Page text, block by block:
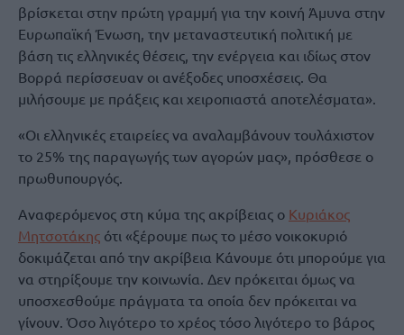
βρίσκεται στην πρώτη γραμμή για την κοινή Άμυνα στην
Ευρωπαϊκή Ένωση, την μεταναστευτική πολιτική με
βάση τις ελληνικές θέσεις, την ενέργεια και ιδίως στον
Βορρά περίσσευαν οι ανέξοδες υποσχέσεις. Θα
μιλήσουμε με πράξεις και χειροπιαστά αποτελέσματα».
«Οι ελληνικές εταιρείες να αναλαμβάνουν τουλάχιστον
το 25% της παραγωγής των αγορών μας», πρόσθεσε ο
πρωθυπουργός.
Αναφερόμενος στη κύμα της ακρίβειας ο Κυριάκος
Μητσοτάκης ότι «ξέρουμε πως το μέσο νοικοκυριό
δοκιμάζεται από την ακρίβεια Κάνουμε ότι μπορούμε για
να στηρίξουμε την κοινωνία. Δεν πρόκειται όμως να
υποσχεσθούμε πράγματα τα οποία δεν πρόκειται να
γίνουν. Όσο λιγότερο το χρέος τόσο λιγότερο το βάρος